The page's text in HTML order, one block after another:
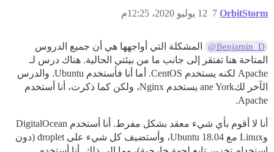
OrbitStorm 12 يوليو 2020، 12:25م 7
@Benjamin_D
المشكلة التي أواجهها هي أن جميع الدروس
المتاحة هنا تفتقر إلى جانب ما من بيئتي الحالية. هناك درس لـ
Apache لكنه يستخدم CentOS. أما أنا فأستخدم Ubuntu. والدرس
الآخر لكane York يستخدم Nginx، ولكن كما ذكرت، أنا أستخدم
Apache.
أنا لا أقوم بأي شيء معقد بشكل مفرط. أنا أستخدم DigitalOcean
وLinux مع Ubuntu 18.04، وأستضيف كل شيء على droplet (دون